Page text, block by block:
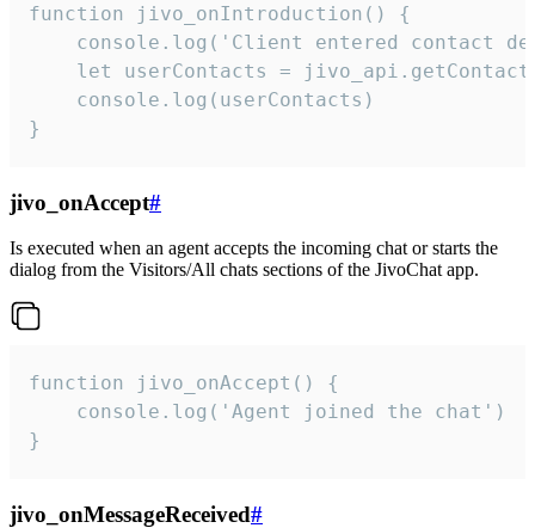
function jivo_onIntroduction() {
console.log('Client entered contact
let userContacts =
    console.log(userContacts)
}
jivo_onAccept#
Is executed when an agent accepts the incoming chat or starts the
dialog from the Visitors/All chats sections of the JivoChat app.
function jivo_onAccept() {
}
jivo_onMessageReceived#